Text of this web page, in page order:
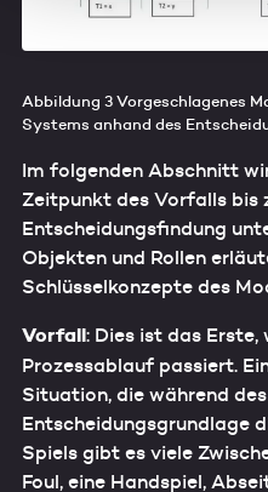
data by law enforcement
and that you accept these
GDPR).
Additional information
security measures taken,
requirements can be found
Statement
Abbildung 3 Vorgeschlagenes
Systems anhand des
Im folgenden Abschnitt
Zeitpunkt des Vorfalls bis
Entscheidungsfindung
Objekten und Rollen
Schlüsselkonzepte des
Vorfall: Dies ist das Erste,
Prozessablauf passiert.
Situation, die während
Entscheidungsgrundlage
Spiels gibt es viele
Foul, eine Handspiel,